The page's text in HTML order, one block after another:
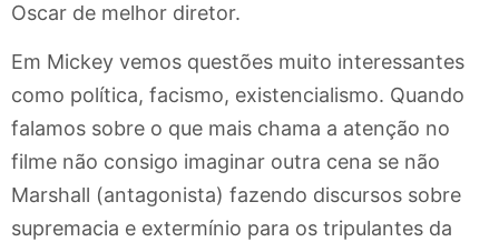
Oscar de melhor diretor.
Em Mickey vemos questões muito interessantes
como política, facismo, existencialismo. Quando
falamos sobre o que mais chama a atenção no
filme não consigo imaginar outra cena se não
Marshall (antagonista) fazendo discursos sobre
supremacia e extermínio para os tripulantes da